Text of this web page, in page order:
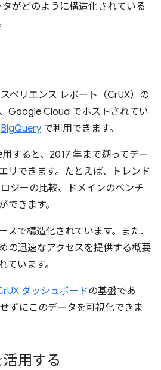
がどのように構造化されている
ペリエンス レポート（CrUX）の
Google Cloud でホストされてい
BigQuery で利用できます。
すると、2017 年まで遡ってデー
リできます。たとえば、トレンド
ジーの比較、ドメインのベンチ
できます。
スで構造化されています。また、
の迅速なアクセスを提供する概要
ています。
ダッシュボードの基盤であ
ずにこのデータを可視化できま
用する